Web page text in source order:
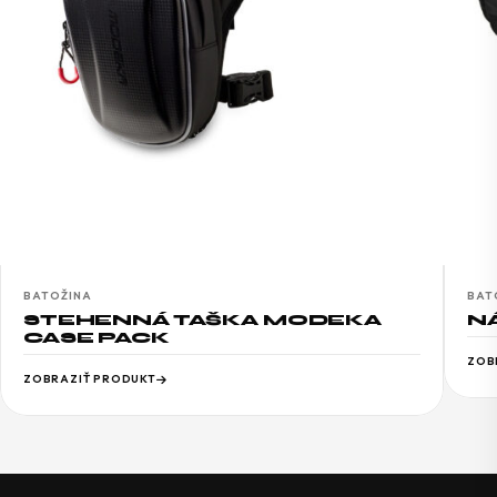
BATOŽINA
STEHENNÁ TAŠKA MODEKA
CASE PACK
ZOBRAZIŤ PRODUKT